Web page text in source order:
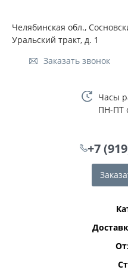
Челябинская обл.,
Уральский тракт, д. 1
Заказать звонок
Часы
ПН-ПТ
+7